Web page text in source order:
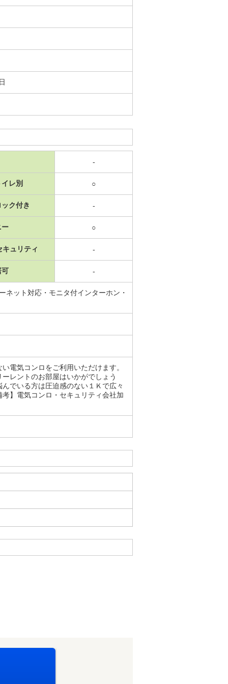
-
レ別 ○
ク付き -
ー ○
キュリティ -
可 -
ネット対応・モニタ付インターホン・
電気コンロをご利用いただけます。
レントのお部屋はいかがでしょう
でいる方は圧迫感のない１Ｋで広々
】電気コンロ・セキュリティ会社加